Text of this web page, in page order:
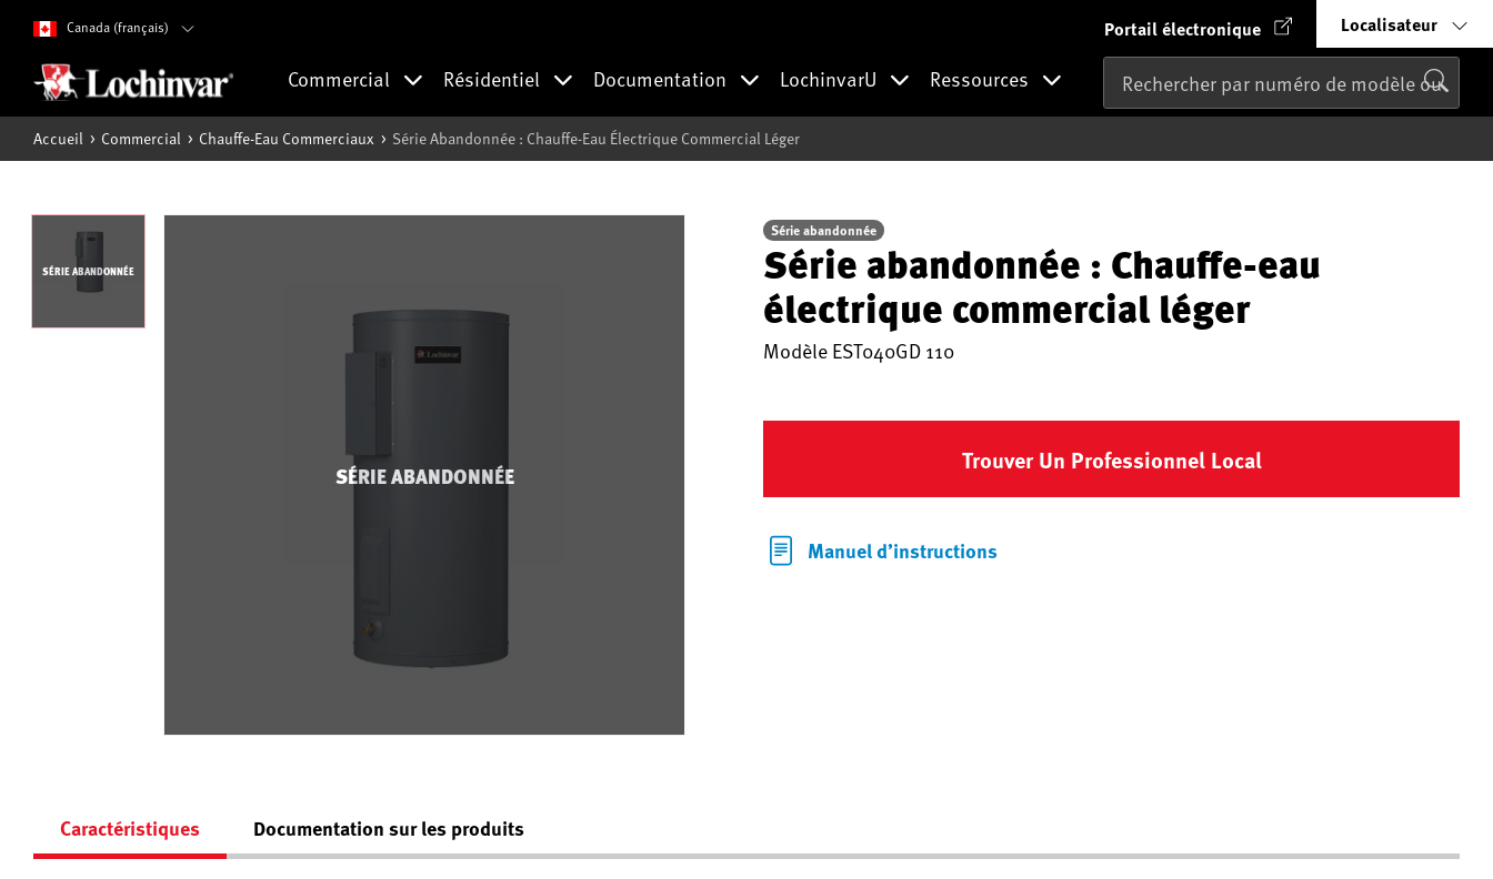
Canada (français) Portail électronique Localisateur
Commercial Résidentiel Documentation LochinvarU Ressources
Accueil Commercial Chauffe-Eau Commerciaux Série Abandonnée : Chauffe-Eau Électrique Commercial Léger
SÉRIE ABANDONNÉE
SÉRIE ABANDONNÉE
Série abandonnée
Série abandonnée : Chauffe-eau
électrique commercial léger
Modèle EST040GD 110
Trouver Un Professionnel Local
Manuel d’instructions
Caractéristiques Documentation sur les produits